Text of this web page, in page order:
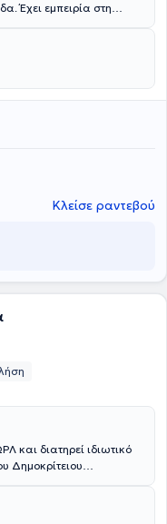
Έχει εμπειρία στη
φροντίδα με έμφαση
και τη χρήση
πλήρεις
ρινός,
ροχαλητού και
με εξειδίκευση στην
Κλείσε ραντεβού
και διατηρεί ιδιωτικό
Δημοκρίτειου
Αθηνών. Ειδικεύθηκε
Ωτορινολαρυγγολογία